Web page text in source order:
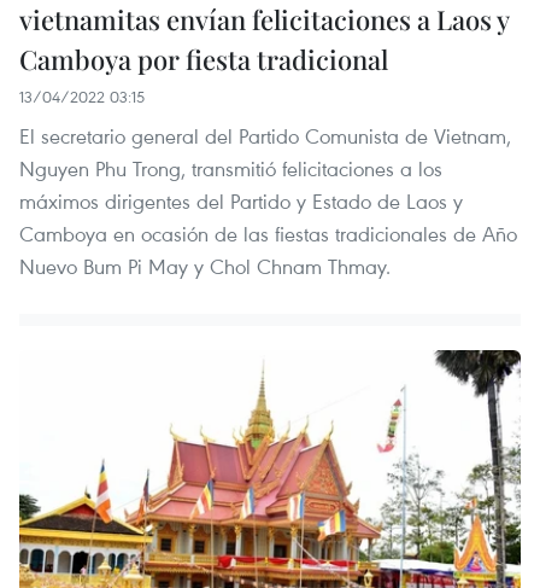
vietnamitas envían felicitaciones a Laos y
Camboya por fiesta tradicional
13/04/2022 03:15
El secretario general del Partido Comunista de Vietnam,
Nguyen Phu Trong, transmitió felicitaciones a los
máximos dirigentes del Partido y Estado de Laos y
Camboya en ocasión de las fiestas tradicionales de Año
Nuevo Bum Pi May y Chol Chnam Thmay.